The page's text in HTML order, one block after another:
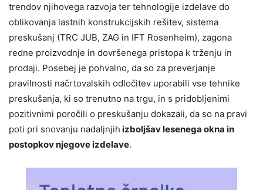
trendov njihovega razvoja ter tehnologije izdelave do
oblikovanja lastnih konstrukcijskih rešitev, sistema
preskušanj (TRC JUB, ZAG in IFT Rosenheim), zagona
redne proizvodnje in dovršenega pristopa k trženju in
prodaji. Posebej je pohvalno, da so za preverjanje
pravilnosti načrtovalskih odločitev uporabili vse tehnike
preskušanja, ki so trenutno na trgu, in s pridobljenimi
pozitivnimi poročili o preskušanju dokazali, da so na pravi
poti pri snovanju nadaljnjih izboljšav lesenega okna in
postopkov njegove izdelave.